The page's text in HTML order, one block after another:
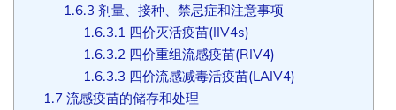
1.6.3 剂量、接种、禁忌症和注意事项
1.6.3.1 四价灭活疫苗(IIV4s)
1.6.3.2 四价重组流感疫苗(RIV4)
1.6.3.3 四价流感减毒活疫苗(LAIV4)
1.7流感疫苗的储存和处理